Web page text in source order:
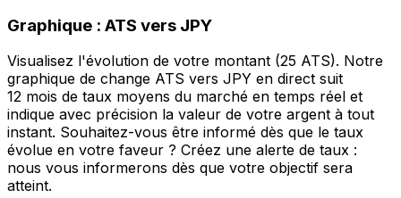
Graphique : ATS vers JPY
Visualisez l'évolution de votre montant (25 ATS). Notre
graphique de change ATS vers JPY en direct suit
12 mois de taux moyens du marché en temps réel et
indique avec précision la valeur de votre argent à tout
instant. Souhaitez-vous être informé dès que le taux
évolue en votre faveur ? Créez une alerte de taux :
nous vous informerons dès que votre objectif sera
atteint.